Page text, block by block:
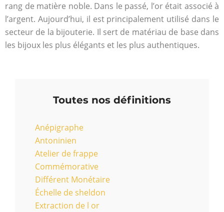
rang de matière noble. Dans le passé, l’or était associé à
l’argent. Aujourd’hui, il est principalement utilisé dans le
secteur de la bijouterie. Il sert de matériau de base dans
les bijoux les plus élégants et les plus authentiques.
Toutes nos définitions
Anépigraphe
Antoninien
Atelier de frappe
Commémorative
Différent Monétaire
Échelle de sheldon
Extraction de l or